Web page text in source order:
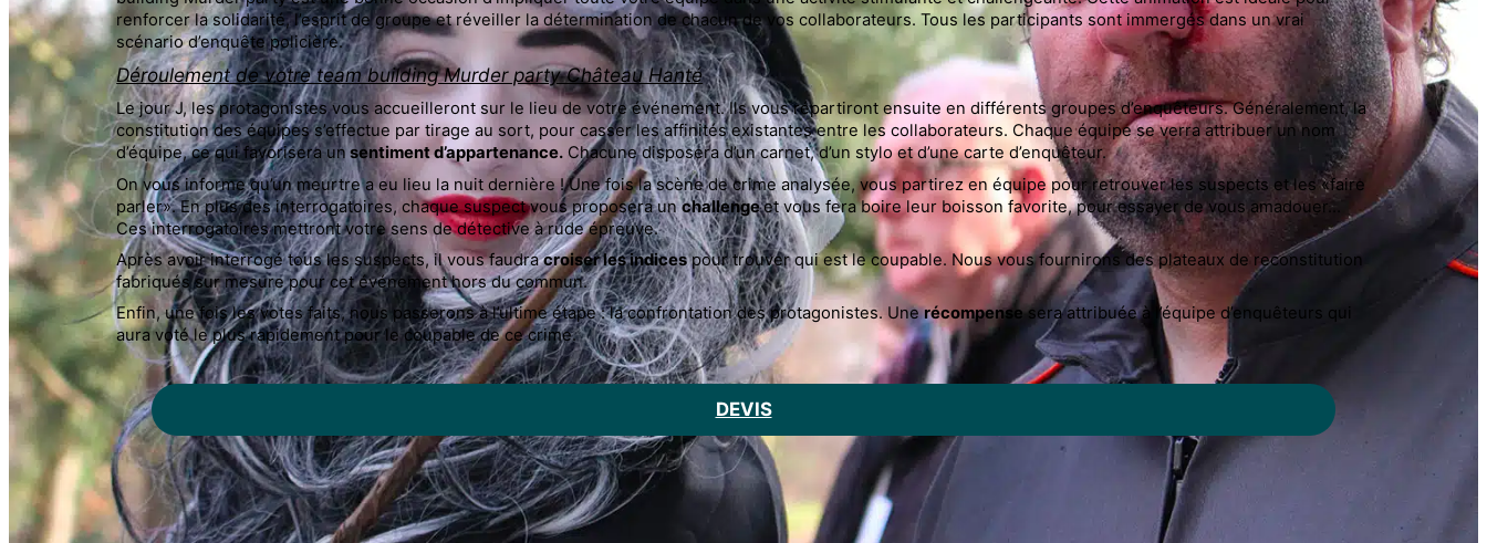
renforcer la solidarité, l’esprit de groupe et réveiller la détermination de chacun de vos collaborateurs. Tous les participants sont immergés dans un vrai
scénario d’enquête policière.
Déroulement de votre team building Murder party Château Hanté
Le jour J, les protagonistes vous accueilleront sur le lieu de votre événement. Ils vous répartiront ensuite en différents groupes d’enquêteurs. Généralement, la
constitution des équipes s’effectue par tirage au sort, pour casser les affinités existantes entre les collaborateurs. Chaque équipe se verra attribuer un nom
d’équipe, ce qui favorisera unsentiment d’appartenance. Chacune disposera d’un carnet, d’un stylo et d’une carte d’enquêteur.
On vous informe qu’un meurtre a eu lieu la nuit dernière ! Une fois la scène de crime analysée, vous partirez en équipe pour retrouver les suspects et les «faire
parler». En plus des interrogatoires, chaque suspect vous proposera unchallengeet vous fera boire leur boisson favorite, pour essayer de vous amadouer…
Ces interrogatoires mettront votre sens de détective à rude épreuve.
Après avoir interrogé tous les suspects, il vous faudracroiser les indicespour trouver qui est le coupable. Nous vous fournirons des plateaux de reconstitution
fabriqués sur mesure pour cet événement hors du commun.
Enfin, une fois les votes faits, nous passerons à l’ultime étape : la confrontation des protagonistes. Unerécompensesera attribuée à l’équipe d’enquêteurs qui
aura voté le plus rapidement pour le coupable de ce crime.
DEVIS